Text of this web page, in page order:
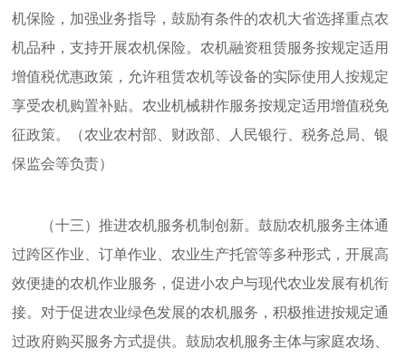
机保险，加强业务指导，鼓励有条件的农机大省选择重点农
机品种，支持开展农机保险。农机融资租赁服务按规定适用
增值税优惠政策，允许租赁农机等设备的实际使用人按规定
享受农机购置补贴。农业机械耕作服务按规定适用增值税免
征政策。（农业农村部、财政部、人民银行、税务总局、银
保监会等负责）
（十三）推进农机服务机制创新。鼓励农机服务主体通
过跨区作业、订单作业、农业生产托管等多种形式，开展高
效便捷的农机作业服务，促进小农户与现代农业发展有机衔
接。对于促进农业绿色发展的农机服务，积极推进按规定通
过政府购买服务方式提供。鼓励农机服务主体与家庭农场、